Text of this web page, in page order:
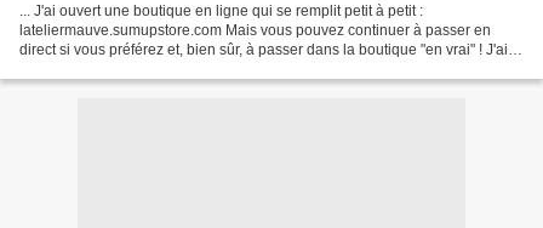
... J'ai ouvert une boutique en ligne qui se remplit petit à petit :
lateliermauve.sumupstore.com Mais vous pouvez continuer à passer en
direct si vous préférez et, bien sûr, à passer dans la boutique "en vrai" ! J'ai